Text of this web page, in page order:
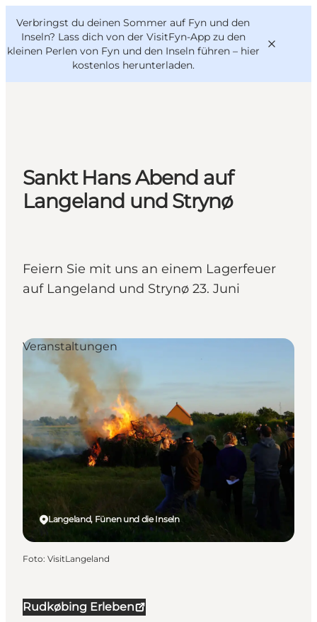
Verbringst du deinen Sommer auf Fyn und den
Inseln? Lass dich von der VisitFyn-App zu den
kleinen Perlen von Fyn und den Inseln führen – hier
kostenlos herunterladen.
Outdoor & bike
Essen & trinken
Übernachtung
VisitFyn
Deutsch
Sankt Hans Abend auf
Langeland und Strynø
Feiern Sie mit uns an einem Lagerfeuer
auf Langeland und Strynø 23. Juni
Rudkøbing Erleben
Langeland, Fünen und die Inseln
Veranstaltungen
Foto: VisitLangeland